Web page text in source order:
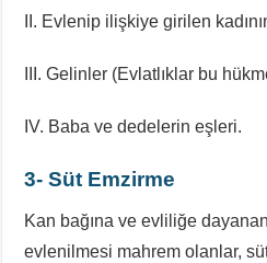
II. Evlenip ilişkiye girilen
III. Gelinler (Evlatlıklar bu
IV. Baba ve dedelerin eşleri.
3- Süt Emzirme
Kan bağına ve evliliğe
evlenilmesi mahrem olanlar,